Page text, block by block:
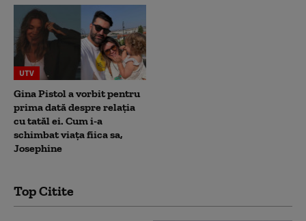
UTV
Gina Pistol a vorbit pentru
prima dată despre relația
cu tatăl ei. Cum i-a
schimbat viața fiica sa,
Josephine
Top Citite